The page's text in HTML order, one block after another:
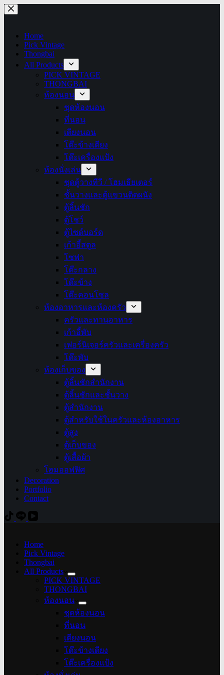
Home
Pick Vintage
Thongbai
All Products
PICK VINTAGE
THONGBAI
ห้องนอน
ชุดห้องนอน
ที่นอน
เตียงนอน
โต๊ะข้างเตียง
โต๊ะเครื่องแป้ง
ห้องนั่งเล่น
ชุดตู้วางทีวี / โฮมเธียเตอร์
ชั้นวางและตู้แขวนติดผนัง
ตู้ลิ้นชัก
ตู้โชว์
ตู้ไซด์บอร์ด
เก้าอี้สตูล
โซฟา
โต๊ะกลาง
โต๊ะข้าง
โต๊ะคอนโซล
ห้องอาหารและห้องครัว
ครัวและทานอาหาร
เก้าอี้พับ
เฟอร์นิเจอร์ครัวและเครื่องครัว
โต๊ะพับ
ห้องเก็บของ
ตู้ลิ้นชักสำนักงาน
ตู้ลิ้นชักและชั้นวาง
ตู้สำนักงาน
ตู้สำหรับใช้ในครัวและห้องอาหาร
ตู้สูง
ตู้เก็บของ
ตู้เสื้อผ้า
โฮมออฟฟิศ
Decoration
Portfolio
Contact
Home
Pick Vintage
Thongbai
All Products
PICK VINTAGE
THONGBAI
ห้องนอน
ชุดห้องนอน
ที่นอน
เตียงนอน
โต๊ะข้างเตียง
โต๊ะเครื่องแป้ง